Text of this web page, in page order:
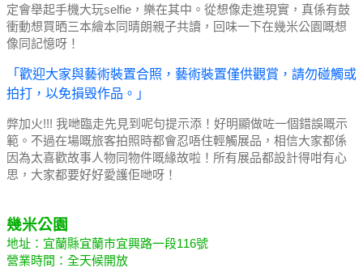
定會舉起手機大玩selfie，樂在其中。 從想像走進現實，真係有鼓
衝動想買晒三本繪本同晴朗親子共讀，回味一下在幾米公園嘅想
像同記憶呀！
「歡迎大家與藝術裝置合照，藝術裝置僅供觀賞，請勿碰觸或
拍打，以免損毁作品。」
弊加火!!! 我哋臨走先見到呢句提示添！ 好明顯做咗一個錯誤嘅示
範。 不過在場嘅旅客拍照時都會忍唔住輕觸展品，相信大家都係
因為太喜歡故事人物同物件嘅緣故啦！ 所有展品都設計得咁有心
思，大家都要好好愛護佢哋呀！
幾米公園
地址：宜蘭縣宜蘭市宜興路一段116號
營業時間：全天候開放